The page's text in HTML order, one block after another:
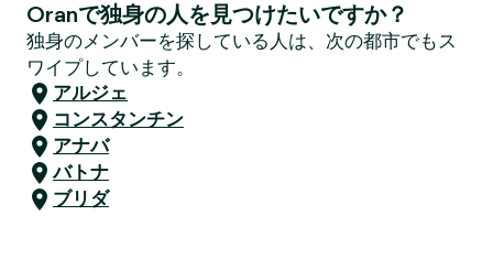
Oranで独身の人を見つけたいですか？
独身のメンバーを探している人は、次の都市でもス
ワイプしています。
アルジェ
コンスタンチン
アナバ
バトナ
ブリダ